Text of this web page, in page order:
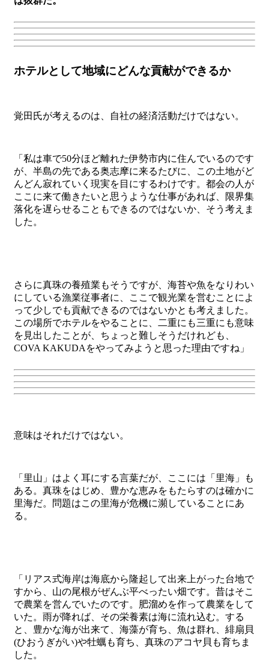
ホテルとして地域にどんな貢献ができるか
覚田氏が考えるのは、自社の経済活動だけではない。
「私は車で50分ほど離れた伊勢市内に住んでいるのです
が、半島の先である奥志摩に来るたびに、この土地がど
んどん寂れていく現実を目にするわけです。都会の人が
ここに来て働きたいと思うような仕事があれば、限界集
落化を遅らせることもできるのではないか、そう考えま
した。
さらに真珠の養殖業もそうですが、海苔や魚をなりわい
にしている漁業従事者に、ここで観光業を営むことによ
って少しでも貢献できるのではないかとも考えました。
この場所でホテルをやることに、二重にも三重にも意味
を見出したことが、ちょっと難しそうだけれども、
COVA KAKUDAをやってみようと思った理由ですね」
意味はそれだけではない。
「里山」はよく耳にする言葉だが、ここには「里海」も
ある。真珠をはじめ、豊かな恵みをもたらすのは確かに
里海だ。問題はこの里海が危機に瀕していることにあ
る。
「リアス式海岸は海底から隆起して出来上がった台地で
すから、山の尾根がぜんぶ平べったい畑です。昔はそこ
で農業を営んでいたのです。肥溜めを作って農業をして
いた。雨が降れば、その栄養素は海に流れ込む。する
と、豊かな海が出来て、海藻が育ち、魚は群れ、 緋扇貝
(ひおうぎがい)や牡蠣 も育ち、真珠のアコヤ貝も育ちま
した。